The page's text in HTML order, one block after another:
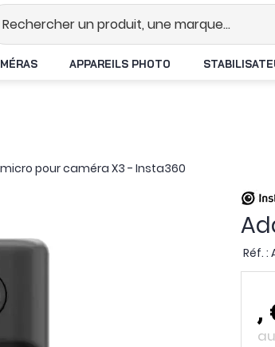
réel
APPAREILS PHOTO
pour caméra X3 - Insta360
Réf. :
,